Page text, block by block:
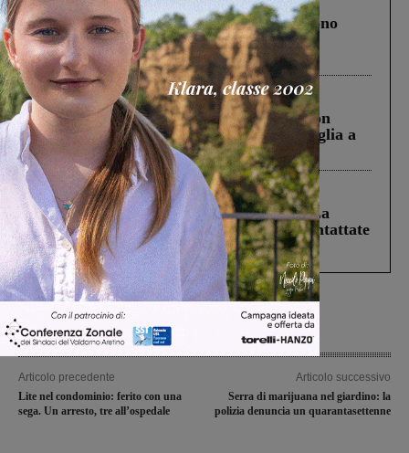
Un anno fa la strage in A1 in cui morirono
Gianni, Giulia e Franco. Lo schianto, il
processo, lo stop ai sorpassi fra tir....
Cronaca 3 Agosto 2026
Scomparso da una struttura di Castiglion
Fiorentino l’uomo che aveva ucciso la figlia a
Levane nel 2020
Cronaca 5 Agosto 2026
Continuano le ricerche di Miah Billal. La
Prefettura: “In caso di avvistamento contattate
il 112”
Articolo precedente
Lite nel condominio: ferito con una
sega. Un arresto, tre all’ospedale
Articolo successivo
Serra di marijuana nel giardino: la
polizia denuncia un quarantasettenne